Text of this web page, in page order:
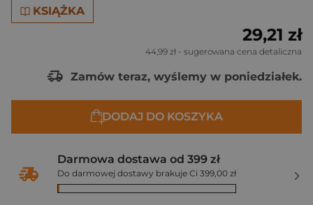
KSIĄŻKA
29,21 zł
44,99 zł - sugerowana cena detaliczna
Zamów teraz, wyślemy w poniedziałek.
DODAJ DO KOSZYKA
Darmowa dostawa od 399 zł
Do darmowej dostawy brakuje Ci 399,00 zł